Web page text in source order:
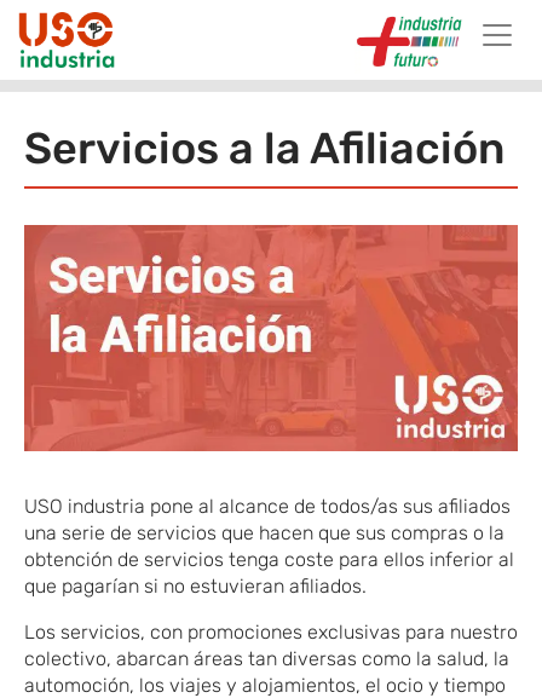
Skip to main content
Servicios a la Afiliación
USO industria pone al alcance de todos/as sus afiliados
una serie de servicios que hacen que sus compras o la
obtención de servicios tenga coste para ellos inferior al
que pagarían si no estuvieran afiliados.
Los servicios, con promociones exclusivas para nuestro
colectivo, abarcan áreas tan diversas como la salud, la
automoción, los viajes y alojamientos, el ocio y tiempo